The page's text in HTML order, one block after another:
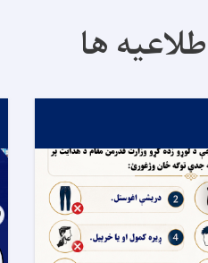
ها